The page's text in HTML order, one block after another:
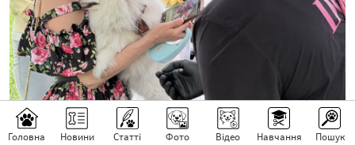
Головна Новини Статті Фото Відео Навчання Пошук